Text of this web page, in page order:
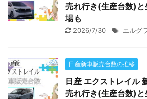
売れ行き(生産台数)
場も
2026/7/30 エルグ
日産新車販売台数の推移
日産 エクストレイル
売れ行き(生産台数)